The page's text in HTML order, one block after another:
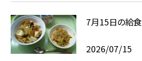
7月15日の給食
2026/07/15